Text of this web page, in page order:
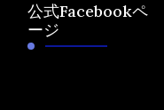
公式Facebookペ
ージ